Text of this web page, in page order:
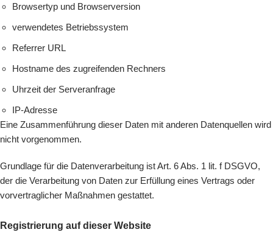
Browsertyp und Browserversion
verwendetes Betriebssystem
Referrer URL
Hostname des zugreifenden Rechners
Uhrzeit der Serveranfrage
IP-Adresse
Eine Zusammenführung dieser Daten mit anderen Datenquellen wird
nicht vorgenommen.
Grundlage für die Datenverarbeitung ist Art. 6 Abs. 1 lit. f DSGVO,
der die Verarbeitung von Daten zur Erfüllung eines Vertrags oder
vorvertraglicher Maßnahmen gestattet.
Registrierung auf dieser Website